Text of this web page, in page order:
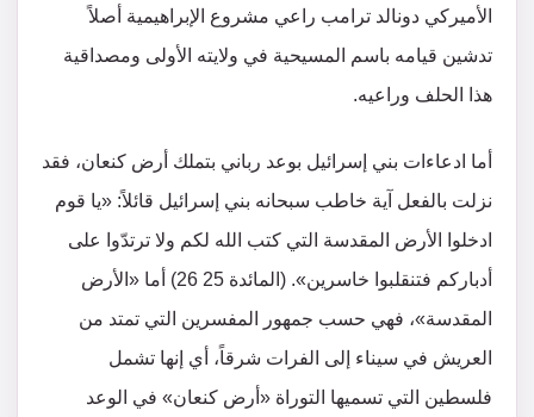
الأميركي دونالد ترامب راعي مشروع الإبراهيمية أصلاً
تدشين قيامه باسم المسيحية في ولايته الأولى ومصداقية
هذا الحلف وراعيه.
أما ادعاءات بني إسرائيل بوعد رباني بتملك أرض كنعان، فقد
نزلت بالفعل آية خاطب سبحانه بني إسرائيل قائلاً: «يا قوم
ادخلوا الأرض المقدسة التي كتب الله لكم ولا ترتدّوا على
أدباركم فتنقلبوا خاسرين». (المائدة 25 26) أما «الأرض
المقدسة»، فهي حسب جمهور المفسرين التي تمتد من
العريش في سيناء إلى الفرات شرقاً، أي إنها تشمل
فلسطين التي تسميها التوراة «أرض كنعان» في الوعد